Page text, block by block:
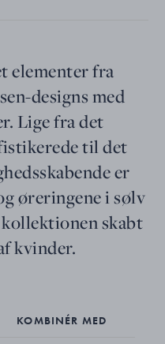
elementer fra
designs med
Lige fra det
til det
er
øreringene i sølv
skabt
kvinder.
KOMBINÉR MED